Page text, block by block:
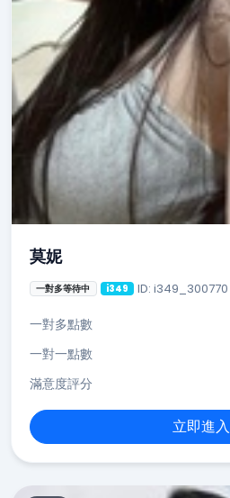
莫妮
一對多等待中 i349 ID: i349_300770
一對多點數
一對一點數
滿意度評分
立即進入